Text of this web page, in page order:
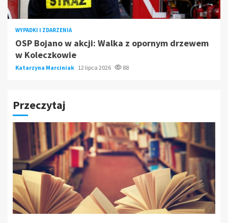
WYPADKI I ZDARZENIA
OSP Bojano w akcji: Walka z opornym drzewem
w Koleczkowie
Katarzyna Marciniak 12 lipca 2026 88
Przeczytaj